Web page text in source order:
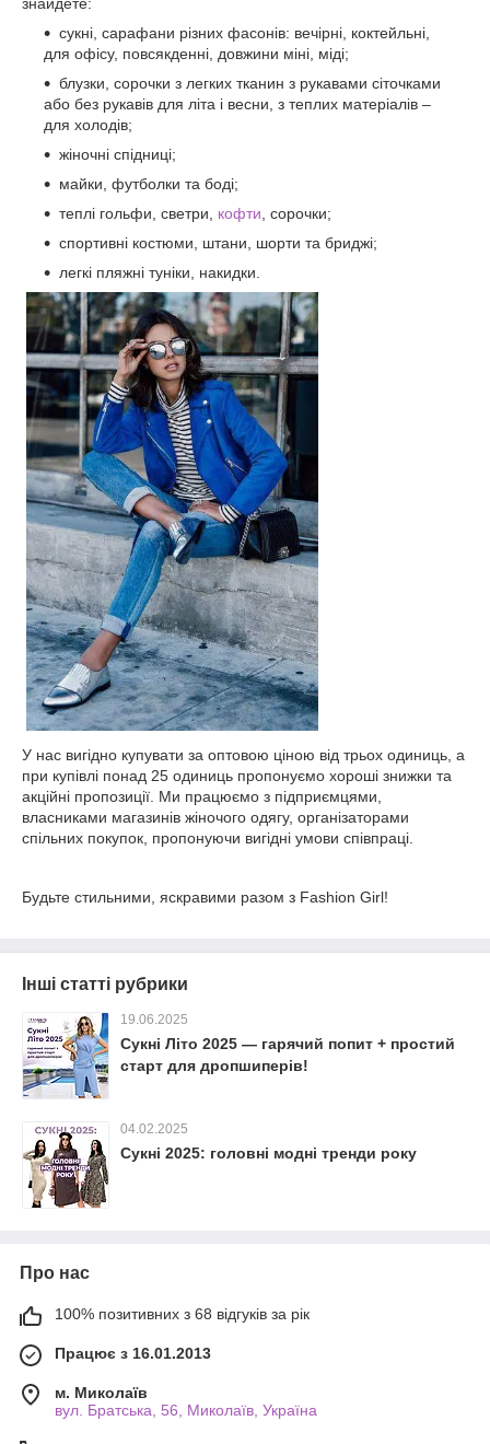
знайдете:
сукні, сарафани різних фасонів: вечірні, коктейльні,
для офісу, повсякденні, довжини міні, міді;
блузки, сорочки з легких тканин з рукавами сіточками
або без рукавів для літа і весни, з теплих матеріалів –
для холодів;
жіночні спідниці;
майки, футболки та боді;
теплі гольфи, светри, кофти, сорочки;
спортивні костюми, штани, шорти та бриджі;
легкі пляжні туніки, накидки.
У нас вигідно купувати за оптовою ціною від трьох одиниць, а
при купівлі понад 25 одиниць пропонуємо хороші знижки та
акційні пропозиції. Ми працюємо з підприємцями,
власниками магазинів жіночого одягу, організаторами
спільних покупок, пропонуючи вигідні умови співпраці.
Будьте стильними, яскравими разом з Fashion Girl!
Інші статті рубрики
19.06.2025
Сукні Літо 2025 — гарячий попит + простий
старт для дропшиперів!
04.02.2025
Сукні 2025: головні модні тренди року
Про нас
100% позитивних з 68 відгуків за рік
Працює з 16.01.2013
м. Миколаїв
вул. Братська, 56, Миколаїв, Україна